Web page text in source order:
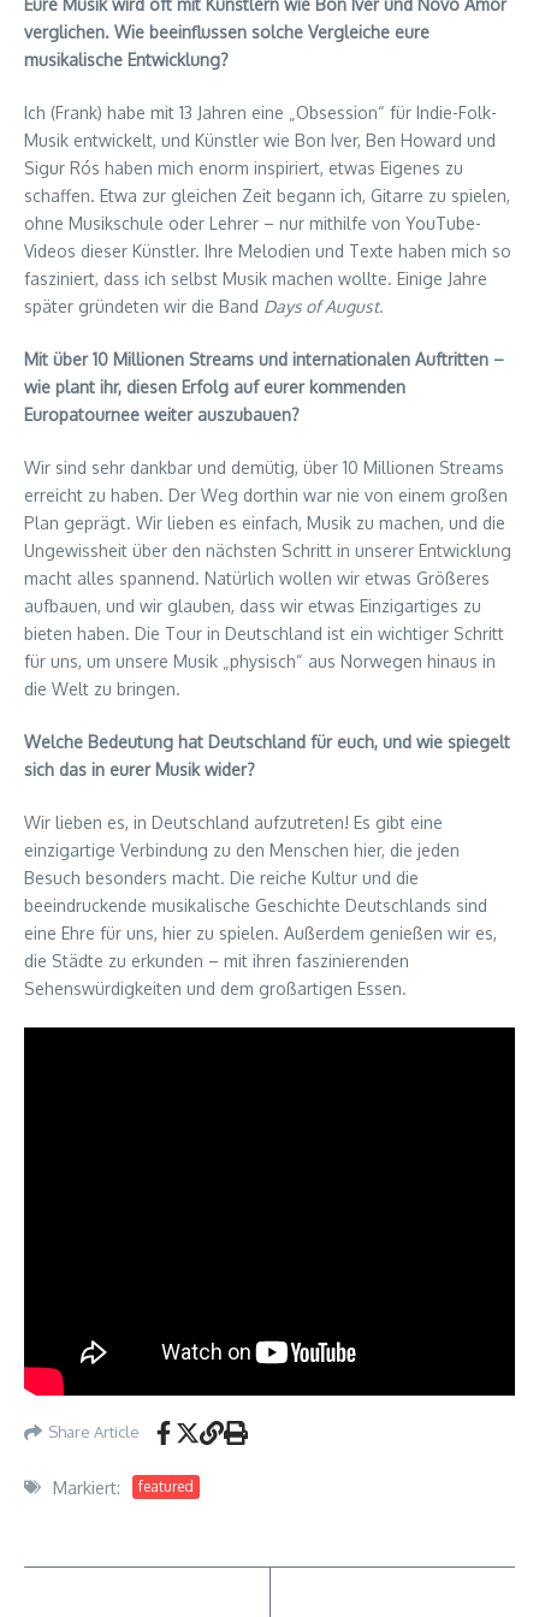
verglichen. Wie beeinflussen solche Vergleiche eure
musikalische Entwicklung?
Ich (Frank) habe mit 13 Jahren eine „Obsession“ für Indie-Folk-
Musik entwickelt, und Künstler wie Bon Iver, Ben Howard und
Sigur Rós haben mich enorm inspiriert, etwas Eigenes zu
schaffen. Etwa zur gleichen Zeit begann ich, Gitarre zu spielen,
ohne Musikschule oder Lehrer – nur mithilfe von YouTube-
Videos dieser Künstler. Ihre Melodien und Texte haben mich so
fasziniert, dass ich selbst Musik machen wollte. Einige Jahre
später gründeten wir die Band Days of August.
Mit über 10 Millionen Streams und internationalen Auftritten –
wie plant ihr, diesen Erfolg auf eurer kommenden
Europatournee weiter auszubauen?
Wir sind sehr dankbar und demütig, über 10 Millionen Streams
erreicht zu haben. Der Weg dorthin war nie von einem großen
Plan geprägt. Wir lieben es einfach, Musik zu machen, und die
Ungewissheit über den nächsten Schritt in unserer Entwicklung
macht alles spannend. Natürlich wollen wir etwas Größeres
aufbauen, und wir glauben, dass wir etwas Einzigartiges zu
bieten haben. Die Tour in Deutschland ist ein wichtiger Schritt
für uns, um unsere Musik „physisch“ aus Norwegen hinaus in
die Welt zu bringen.
Welche Bedeutung hat Deutschland für euch, und wie spiegelt
sich das in eurer Musik wider?
Wir lieben es, in Deutschland aufzutreten! Es gibt eine
einzigartige Verbindung zu den Menschen hier, die jeden
Besuch besonders macht. Die reiche Kultur und die
beeindruckende musikalische Geschichte Deutschlands sind
eine Ehre für uns, hier zu spielen. Außerdem genießen wir es,
die Städte zu erkunden – mit ihren faszinierenden
Sehenswürdigkeiten und dem großartigen Essen.
Share Article
Markiert: featured